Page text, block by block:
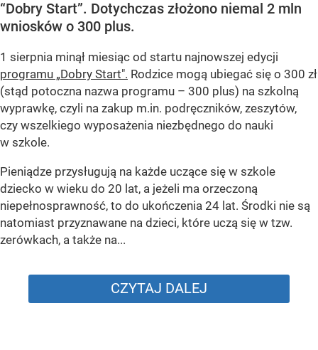
“Dobry Start”. Dotychczas złożono niemal 2 mln
wniosków o 300 plus.
1 sierpnia minął miesiąc od startu najnowszej edycji
programu „Dobry Start". Rodzice mogą ubiegać się o 300 zł
(stąd potoczna nazwa programu – 300 plus) na szkolną
wyprawkę, czyli na zakup m.in. podręczników, zeszytów,
czy wszelkiego wyposażenia niezbędnego do nauki
w szkole.
Pieniądze przysługują na każde uczące się w szkole
dziecko w wieku do 20 lat, a jeżeli ma orzeczoną
niepełnosprawność, to do ukończenia 24 lat. Środki nie są
natomiast przyznawane na dzieci, które uczą się w tzw.
zerówkach, a także na...
CZYTAJ DALEJ